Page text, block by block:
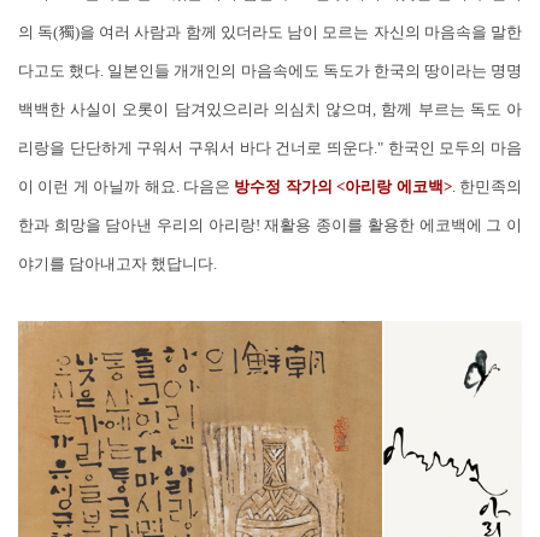
의 독(獨)을 여러 사람과 함께 있더라도 남이 모르는 자신의 마음속을 말한
다고도 했다. 일본인들 개개인의 마음속에도 독도가 한국의 땅이라는 명명
백백한 사실이 오롯이 담겨있으리라 의심치 않으며, 함께 부르는 독도 아
리랑을 단단하게 구워서 구워서 바다 건너로 띄운다." 한국인 모두의 마음
이 이런 게 아닐까 해요. 다음은 방수정 작가의 <아리랑 에코백>. 한민족의
한과 희망을 담아낸 우리의 아리랑! 재활용 종이를 활용한 에코백에 그 이
야기를 담아내고자 했답니다.